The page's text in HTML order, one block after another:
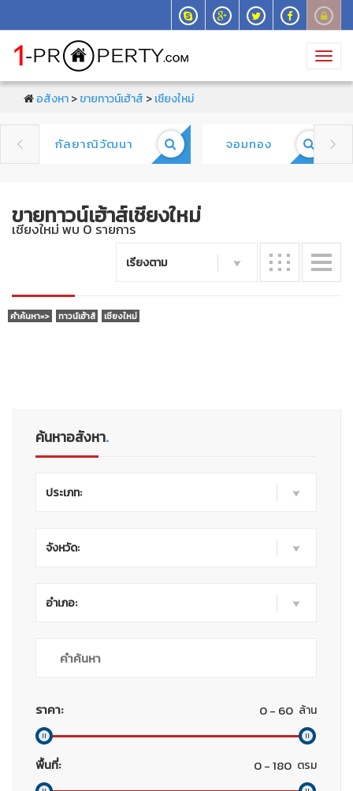
อสังหา>ขายทาวน์เฮ้าส์ >เชียงใหม่
 กัลยาณิวัฒนา จอมทอง 
ขายทาวน์เฮ้าส์เชียงใหม่
เชียงใหม่ พบ 0 รายการ
เรียงตาม
คำค้นหา=> ทาวน์เฮ้าส์ เชียงใหม่
ค้นหาอสังหา.
ประเภท:
จังหวัด:
อำเภอ:
ราคา: ล้าน
พื้นที่: ตรม